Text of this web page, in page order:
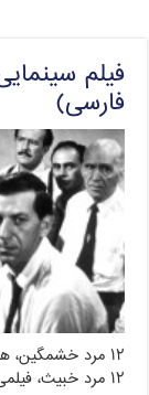
فارسی)
۱۲ مرد خبیث، فیلمی درام محصول سال …